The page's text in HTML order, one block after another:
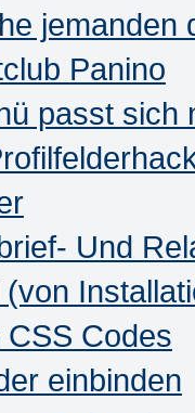
jemanden
Panino
passt sich
Und
Codes
einbinden